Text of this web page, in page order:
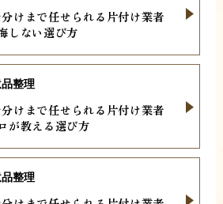
けまで任せられる片付け業者
しない選び方
けまで任せられる片付け業者
が教える選び方
整理
整理